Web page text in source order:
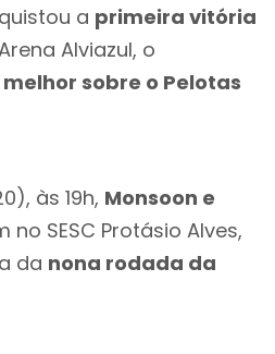
a primeira vitória
Alviazul, o
sobre o Pelotas
às 19h, Monsoon e
no SESC Protásio Alves,
da nona rodada da